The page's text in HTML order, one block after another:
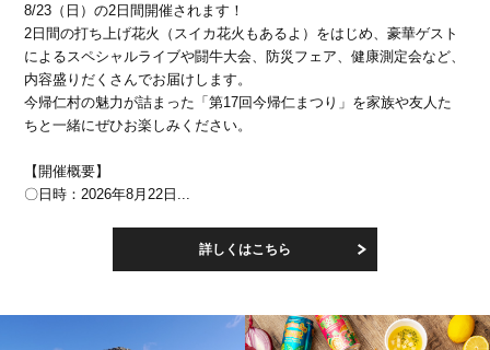
8/23（日）の2日間開催されます！
2日間の打ち上げ花火（スイカ花火もあるよ）をはじめ、豪華ゲスト
によるスペシャルライブや闘牛大会、防災フェア、健康測定会など、
内容盛りだくさんでお届けします。
今帰仁村の魅力が詰まった「第17回今帰仁まつり」を家族や友人た
ちと一緒にぜひお楽しみください。
【開催概要】
〇日時：2026年8月22日...
詳しくはこちら